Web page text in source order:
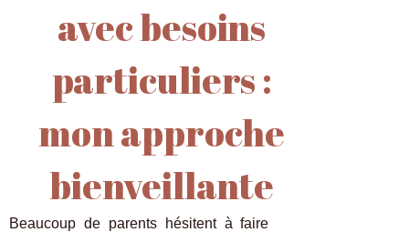
avec besoins
particuliers :
mon approche
bienveillante
Beaucoup de parents hésitent à faire